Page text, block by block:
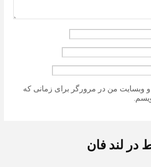
و وبسایت من در مرورگر برای زمانی که
در لند فان